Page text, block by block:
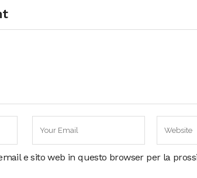
e sito web in questo browser per la